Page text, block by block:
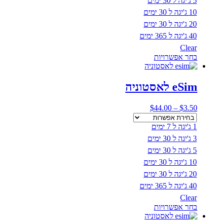
10 ג'יגה ל 30 ימים
20 ג'יגה ל 30 ימים
40 ג'יגה ל 365 ימים
Clear
בחר אפשרויות
זה
מספר
סוגים.
לבחור
את
האפשרויות
בעמוד
eSim לאסטוניה
$3.50
–
$44.00 טווח
מחירים:
1 ג'יגה ל 7 ימים
3 ג'יגה ל 30 ימים
5 ג'יגה ל 30 ימים
10 ג'יגה ל 30 ימים
20 ג'יגה ל 30 ימים
40 ג'יגה ל 365 ימים
Clear
בחר אפשרויות
זה